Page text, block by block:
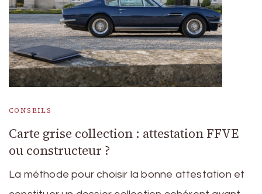
CONSEILS
Carte grise collection : attestation FFVE
ou constructeur ?
La méthode pour choisir la bonne attestation et